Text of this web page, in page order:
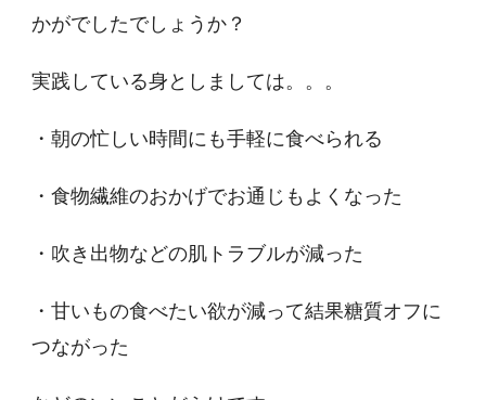
かがでしたでしょうか？
実践している身としましては。。。
・朝の忙しい時間にも手軽に食べられる
・食物繊維のおかげでお通じもよくなった
・吹き出物などの肌トラブルが減った
・甘いもの食べたい欲が減って結果糖質オフに
つながった